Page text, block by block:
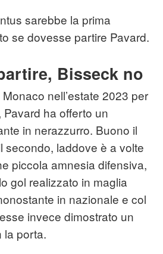
sarebbe la prima
se dovesse partire Pavard.
Bisseck no
nell’estate 2023 per
ha offerto un
in nerazzurro. Buono il
secondo, laddove è a volte
piccola amnesia difensiva,
gol realizzato in maglia
in nazionale e col
invece dimostrato un
la porta.